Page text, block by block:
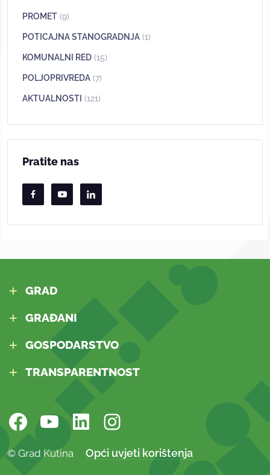
PROMET (9)
POTICAJNA STANOGRADNJA (1)
KOMUNALNI RED (15)
POLJOPRIVREDA (7)
AKTUALNOSTI (121)
Pratite nas
GRAD
GRAĐANI
GOSPODARSTVO
TRANSPARENTNOST
© Grad Kutina Opći uvjeti korištenja